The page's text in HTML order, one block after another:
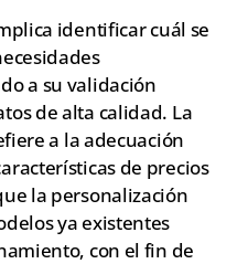
identificar cuál se
a su validación
de alta calidad. La
a la adecuación
de precios
la personalización
ya existentes
con el fin de